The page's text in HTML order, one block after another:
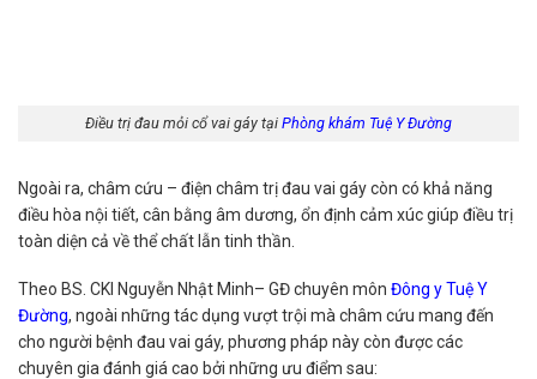
Điều trị đau mỏi cổ vai gáy tại Phòng khám Tuệ Y Đường
Ngoài ra, châm cứu – điện châm trị đau vai gáy còn có khả năng
điều hòa nội tiết, cân bằng âm dương, ổn định cảm xúc giúp điều trị
toàn diện cả về thể chất lẫn tinh thần.
Theo BS. CKI Nguyễn Nhật Minh– GĐ chuyên môn Đông y Tuệ Y
Đường, ngoài những tác dụng vượt trội mà châm cứu mang đến
cho người bệnh đau vai gáy, phương pháp này còn được các
chuyên gia đánh giá cao bởi những ưu điểm sau: